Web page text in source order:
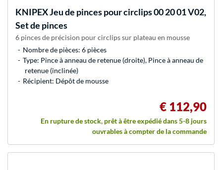
KNIPEXJeu de pinces pour circlips 00 20 01 V02,
Set de pinces
6 pinces de précision pour circlips sur plateau en mousse
Nombre de pièces: 6 pièces
Type: Pince à anneau de retenue (droite), Pince à anneau de
retenue (inclinée)
Récipient: Dépôt de mousse
€ 112,90
En rupture de stock, prêt à être expédié dans 5-8 jours
ouvrables à compter de la commande